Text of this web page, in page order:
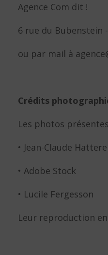
Agence Com dit !
6 rue du Bubenstein
ou par mail à
Crédits
Les photos
• Jean-Claude
• Adobe Stock
• Lucile Fergesson
Leur reproduction